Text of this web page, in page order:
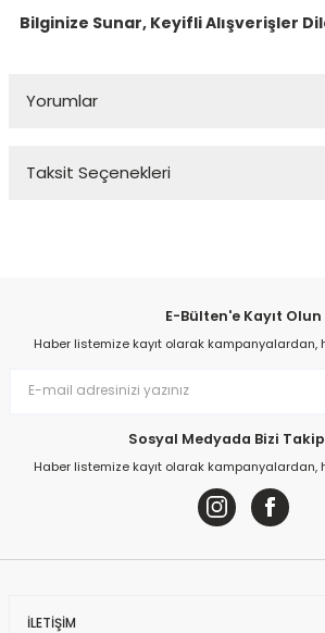
Bilginize Sunar, Keyifli Alışverişler
Yorumlar
Taksit Seçenekleri
E-Bülten'e Kayıt Olun
Haber listemize kayıt olarak kampanyalardan,
Sosyal Medyada Bizi
Haber listemize kayıt olarak kampanyalardan,
İLETİŞİM